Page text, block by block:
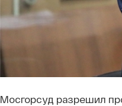
Мосгорсуд разрешил